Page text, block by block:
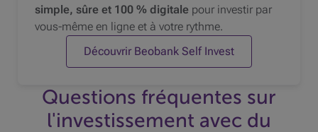
simple, sûre et 100 % digitale pour investir par
vous-même en ligne et à votre rythme.
Découvrir Beobank Self Invest
Questions fréquentes sur
l'investissement avec du